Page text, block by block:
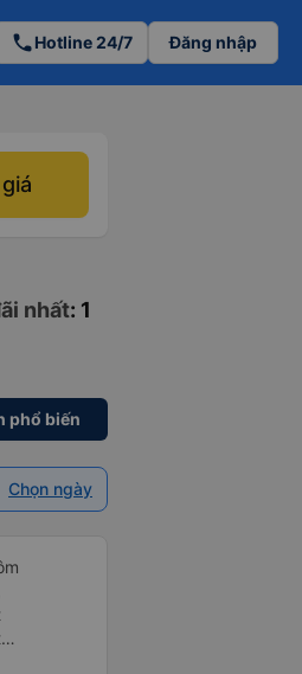
phoneHotline 24/7 Đăng nhập
nhất: 1
phổ biến
Chọn ngày